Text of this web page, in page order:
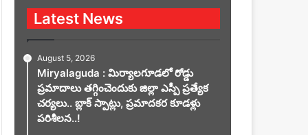
Latest News
August 5, 2026
Miryalaguda : మిర్యాలగూడలో రోడ్డు
ప్రమాదాలు తగ్గించెందుకు జిల్లా ఎస్పీ ప్రత్యేక
చర్యలు.. బ్లాక్ స్పాట్లు, ప్రమాదకర కూడళ్లు
పరిశీలన..!